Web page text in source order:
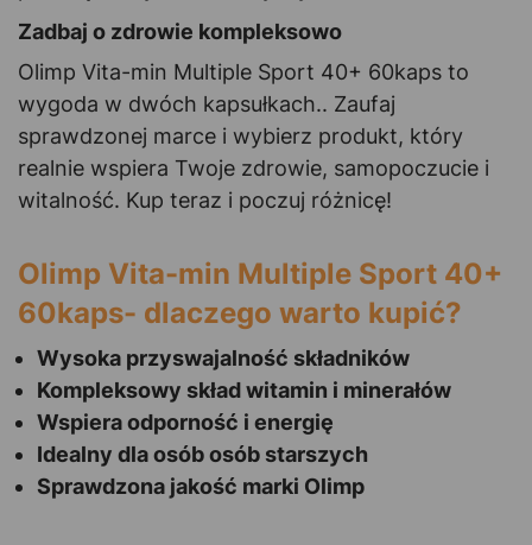
Zadbaj o zdrowie kompleksowo
Olimp Vita-min Multiple Sport 40+ 60kaps to
wygoda w dwóch kapsułkach.. Zaufaj
sprawdzonej marce i wybierz produkt, który
realnie wspiera Twoje zdrowie, samopoczucie i
witalność. Kup teraz i poczuj różnicę!
Olimp Vita-min Multiple Sport 40+
60kaps- dlaczego warto kupić?
Wysoka przyswajalność składników
Kompleksowy skład witamin i minerałów
Wspiera odporność i energię
Idealny dla osób osób starszych
Sprawdzona jakość marki Olimp